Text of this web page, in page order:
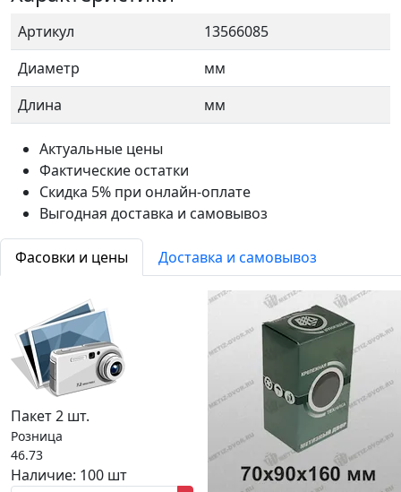
Артикул
13566085
Диаметр
мм
Длина
мм
Актуальные цены
Фактические остатки
Скидка 5% при онлайн-оплате
Выгодная доставка и самовывоз
Фасовки и цены Доставка и самовывоз
Пакет 2 шт.
Розница
46.73
Наличие: 100 шт